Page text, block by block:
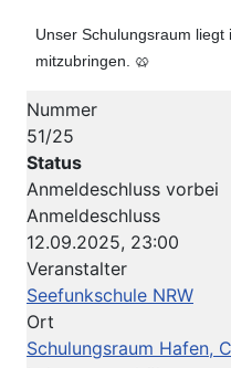
Unser Schulungsraum
mitzubringen. 🥨
Nummer
51/25
Status
Anmeldeschluss vorbei
Anmeldeschluss
12.09.2025, 23:00
Veranstalter
Seefunkschule NRW
Ort
Schulungsraum Hafen,